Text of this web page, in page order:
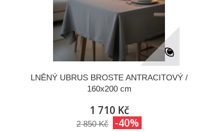
LNĚNÝ UBRUS BROSTE ANTRACITOVÝ /
160x200 cm
1 710 Kč
2 850 Kč -40%